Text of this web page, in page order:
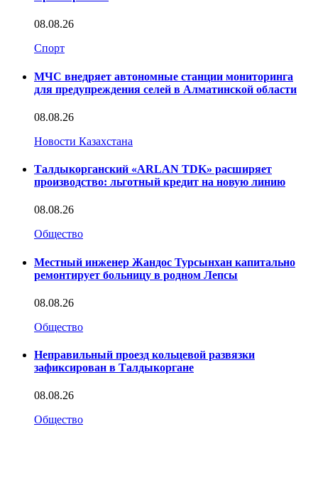
08.08.26
Спорт
МЧС внедряет автономные станции мониторинга
для предупреждения селей в Алматинской области
08.08.26
Новости Казахстана
Талдыкорганский «ARLAN TDK» расширяет
производство: льготный кредит на новую линию
08.08.26
Общество
Местный инженер Жандос Турсынхан капитально
ремонтирует больницу в родном Лепсы
08.08.26
Общество
Неправильный проезд кольцевой развязки
зафиксирован в Талдыкоргане
08.08.26
Общество